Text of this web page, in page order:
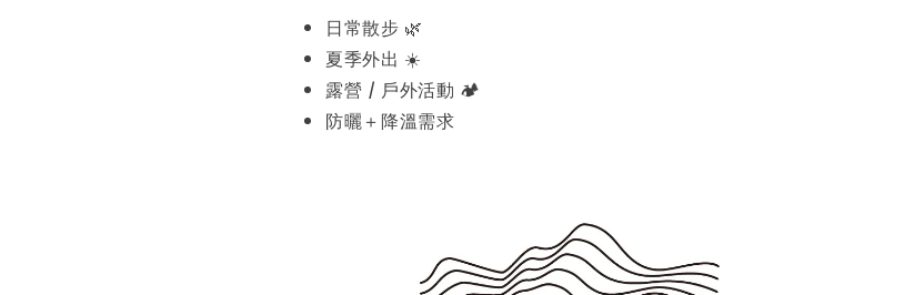
日常散步 🌿
夏季外出 ☀️
露營 / 戶外活動 🏕️
防曬＋降溫需求